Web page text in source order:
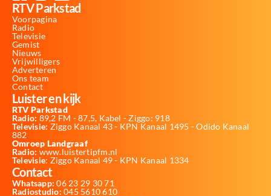
RTV Parkstad
Voorpagina
Radio
Televisie
Gemist
Nieuws
Vrijwilligers
Adverteren
Ons team
Contact
Luister en kijk
RTV Parkstad
Radio: 89,2 FM - 87,5, Kabel - Ziggo: 918
Televisie: Ziggo Kanaal 43 - KPN Kanaal 1495 - Odido Kanaal
882
Omroep Landgraaf
Radio: www.luistertipfm.nl
Televisie: Ziggo Kanaal 49 - KPN Kanaal 1334
Contact
Whatsapp: 06 23 29 30 71
Radiostudio: 045 5610 610